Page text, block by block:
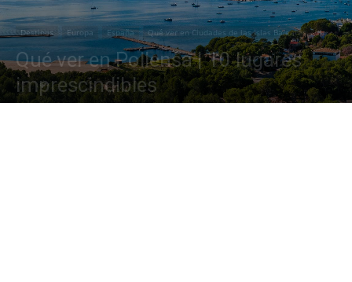
Destinos Europa España Qué ver en Ciudades de las Islas Baleares
Qué ver en Pollensa | 10 lugares
imprescindibles